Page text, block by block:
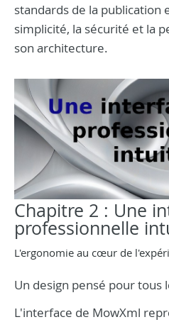
standards de la publication
simplicité, la sécurité et la
son architecture.
Chapitre 2 : Une
professionnelle
L'ergonomie au cœur de
Un design pensé pour tous
L'interface de MowXml